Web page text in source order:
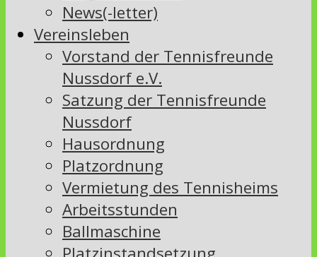
News(-letter)
Vereinsleben
Vorstand der Tennisfreunde
Nussdorf e.V.
Satzung der Tennisfreunde
Nussdorf
Hausordnung
Platzordnung
Vermietung des Tennisheims
Arbeitsstunden
Ballmaschine